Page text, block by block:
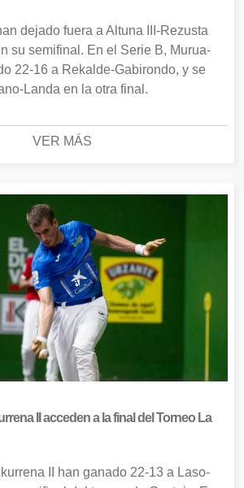
dejado fuera a Altuna III-Rezusta
su semifinal. En el Serie B, Murua-
22-16 a Rekalde-Gabirondo, y se
Landa en la otra final.
VER MÁS
II acceden a la final del Torneo La
II han ganado 22-13 a Laso-